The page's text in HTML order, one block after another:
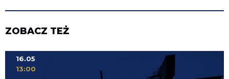
ZOBACZ TEŻ
16.05
13:00